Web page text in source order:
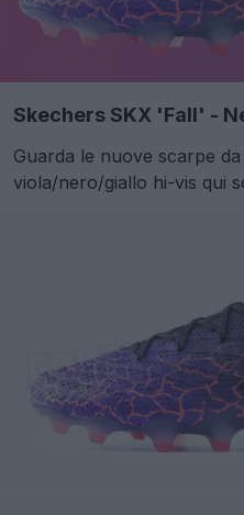
Skechers SKX 'Fall' -
Guarda le nuove scarpe
viola/nero/giallo hi-vis qui